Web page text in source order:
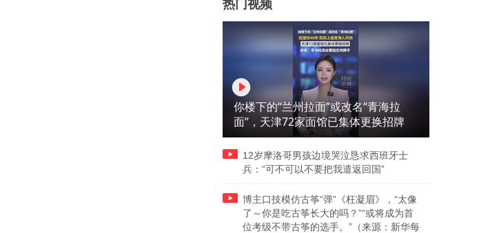
热门视频
你楼下的“兰州拉面”或改名“青海拉
面”，天津72家面馆已集体更换招牌
12岁摩洛哥男孩边境哭泣恳求西班牙士
兵：“可不可以不要把我遣返回国”
博主口技模仿古筝“弹”《枉凝眉》，“太像
了～你是吃古筝长大的吗？”“或将成为首
位考级不带古筝的选手。”（来源：新华每